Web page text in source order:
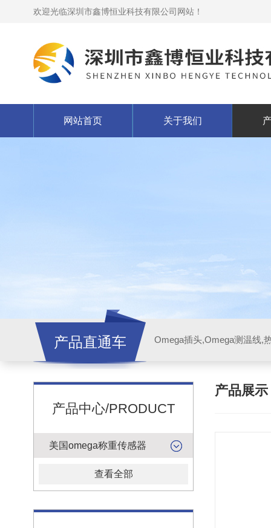
欢迎光临深圳市鑫博恒业科技有限公司网站！
网站首页 关于我们
产品直通车
产品中心/PRODUCT
美国omega称重传感器
查看全部
产品展示